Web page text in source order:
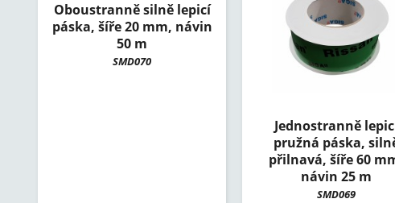
Oboustranně silně lepicí
páska, šíře 20 mm, návin
50 m
SMD070
Jednostranně
pružná páska,
přilnavá, šíře 60
návin 25 m
SMD069